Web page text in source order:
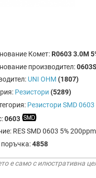
Комет: R0603 3.0M
производител:
UNI OHM (1807)
Резистори (5289)
Резистори SMD 0603
0603
RES SMD 0603 5%
поръчка:4858
е само с илюстративна